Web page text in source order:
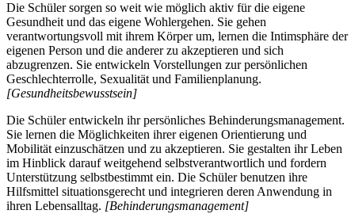
Die Schüler sorgen so weit wie möglich aktiv für die eigene
Gesundheit und das eigene Wohlergehen. Sie gehen
verantwortungsvoll mit ihrem Körper um, lernen die Intimsphäre der
eigenen Person und die anderer zu akzeptieren und sich
abzugrenzen. Sie entwickeln Vorstellungen zur persönlichen
Geschlechterrolle, Sexualität und Familienplanung.
[Gesundheitsbewusstsein]
Die Schüler entwickeln ihr persönliches Behinderungsmanagement.
Sie lernen die Möglichkeiten ihrer eigenen Orientierung und
Mobilität einzuschätzen und zu akzeptieren. Sie gestalten ihr Leben
im Hinblick darauf weitgehend selbstverantwortlich und fordern
Unterstützung selbstbestimmt ein. Die Schüler benutzen ihre
Hilfsmittel situationsgerecht und integrieren deren Anwendung in
ihren Lebensalltag. [Behinderungsmanagement]